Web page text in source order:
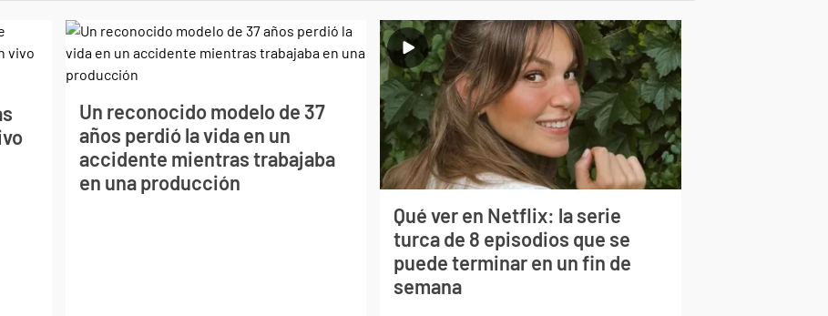
Un reconocido modelo de 37
años perdió la vida en un
accidente mientras trabajaba
en una producción
Qué ver en Netflix: la serie
turca de 8 episodios que se
puede terminar en un fin de
semana